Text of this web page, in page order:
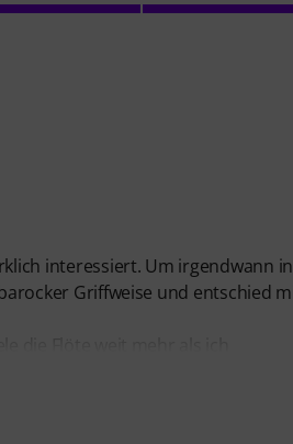
interessiert. Um irgendwann
Griffweise und entschied